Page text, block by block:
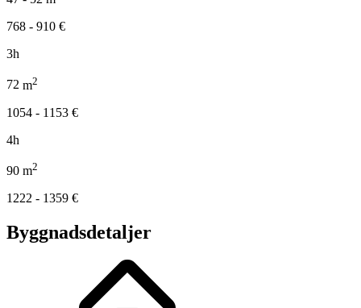
768 - 910 €
3h
72 m2
1054 - 1153 €
4h
90 m2
1222 - 1359 €
Byggnadsdetaljer